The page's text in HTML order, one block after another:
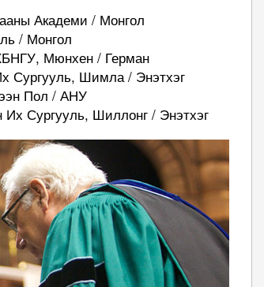
Академи / Монгол
/ Монгол
Мюнхен / Герман
Сургууль, Шимла / Энэтхэг
Пол / АНУ
Сургууль, Шиллонг / Энэтхэг